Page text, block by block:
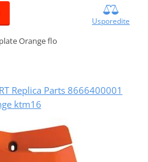
Usporedite
Orange flo
Replica Parts 8666400001
ktm16